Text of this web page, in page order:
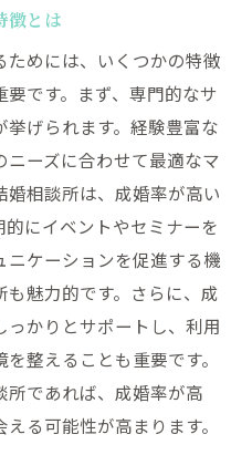
知識を活かした活動
同作業で成婚率を上げ
ントの選び方
果的な行動
を成婚につなげる方法
ベント活用のコツ
ーアップ方法
りの重要性
めるための自己分析の
徴とは
めには、いくつかの特徴
です。まず、専門的なサ
げられます。経験豊富な
ーズに合わせて最適なマ
婚相談所は、成婚率が高い
にイベントやセミナーを
ケーションを促進する機
魅力的です。さらに、成
かりとサポートし、利用
整えることも重要です。
所であれば、成婚率が高
る可能性が高まります。